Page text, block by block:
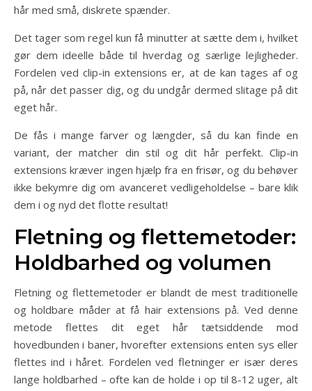
hår med små, diskrete spænder.
Det tager som regel kun få minutter at sætte dem i, hvilket
gør dem ideelle både til hverdag og særlige lejligheder.
Fordelen ved clip-in extensions er, at de kan tages af og
på, når det passer dig, og du undgår dermed slitage på dit
eget hår.
De fås i mange farver og længder, så du kan finde en
variant, der matcher din stil og dit hår perfekt. Clip-in
extensions kræver ingen hjælp fra en frisør, og du behøver
ikke bekymre dig om avanceret vedligeholdelse – bare klik
dem i og nyd det flotte resultat!
Fletning og flettemetoder:
Holdbarhed og volumen
Fletning og flettemetoder er blandt de mest traditionelle
og holdbare måder at få hair extensions på. Ved denne
metode flettes dit eget hår tætsiddende mod
hovedbunden i baner, hvorefter extensions enten sys eller
flettes ind i håret. Fordelen ved fletninger er især deres
lange holdbarhed – ofte kan de holde i op til 8-12 uger, alt